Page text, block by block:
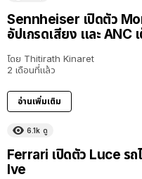
Sennheiser เปิดตัว
อัปเกรดเสียง และ ANC
โดย Thitirath Kinaret
2 เดือนที่แล้ว
อ่านเพิ่มเติม
6.1k ดู
Ferrari เปิดตัว Luce ร
Ive